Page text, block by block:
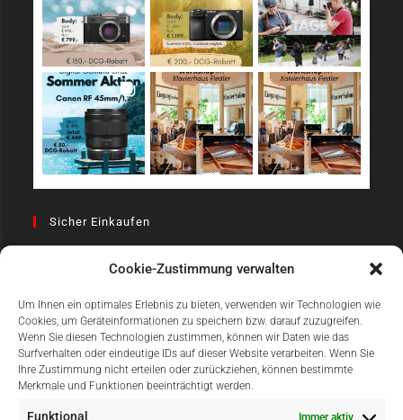
Cookie-Zustimmung verwalten
Um Ihnen ein optimales Erlebnis zu bieten, verwenden wir Technologien wie
Cookies, um Geräteinformationen zu speichern bzw. darauf zuzugreifen.
Wenn Sie diesen Technologien zustimmen, können wir Daten wie das
Surfverhalten oder eindeutige IDs auf dieser Website verarbeiten. Wenn Sie
Ihre Zustimmung nicht erteilen oder zurückziehen, können bestimmte
Merkmale und Funktionen beeinträchtigt werden.
Funktional Immer aktiv
Sicher Einkaufen
Einfach Online Bezahlen